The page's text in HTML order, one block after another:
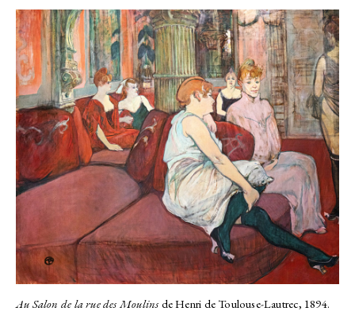
Au Salon de la rue des Moulins de Henri de Toulouse-Lautrec, 1894.